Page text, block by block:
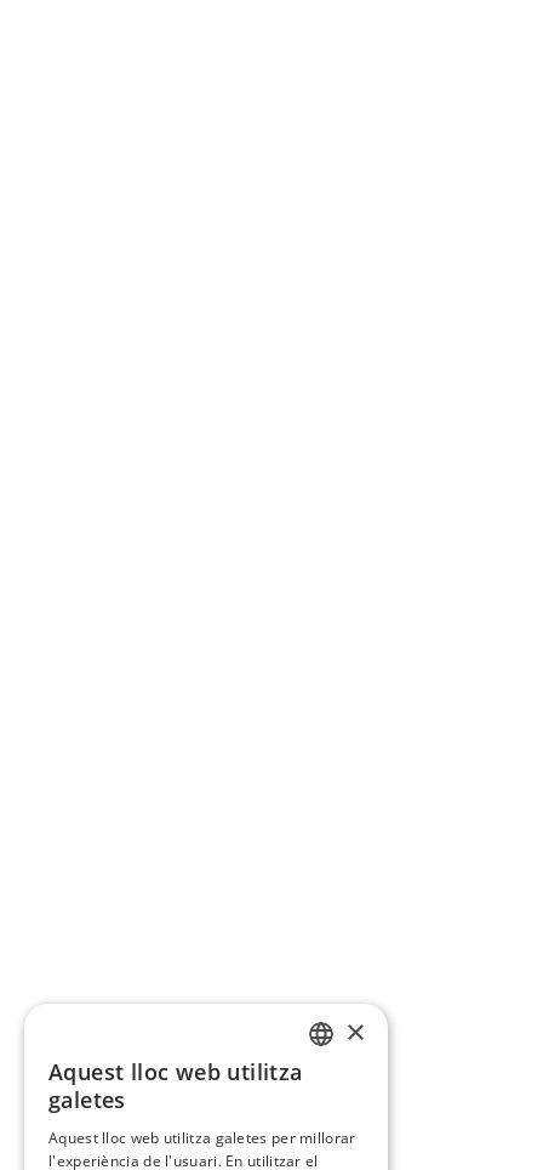
×
Aquest lloc web utilitza
galetes
Aquest lloc web utilitza galetes per millorar
l'experiència de l'usuari. En utilitzar el